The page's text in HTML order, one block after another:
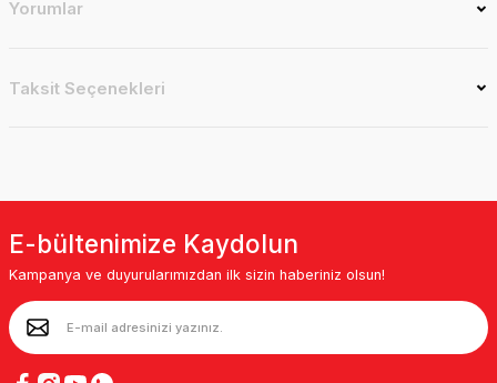
Yorumlar
Taksit Seçenekleri
E-bültenimize Kaydolun
Kampanya ve duyurularımızdan ilk sizin haberiniz olsun!